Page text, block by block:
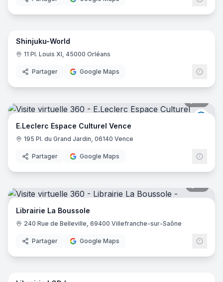
9
Shinjuku-World
11 Pl. Louis XI, 45000 Orléans
Partager Google Maps
E.Leclerc Espace Culturel Vence
195 Pl. du Grand Jardin, 06140 Vence
Partager Google Maps
Librairie La Boussole
240 Rue de Belleville, 69400 Villefranche-sur-Saône
Partager Google Maps
8